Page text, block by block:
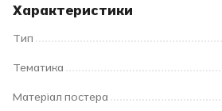
Характеристики
Тип
Тематика
Матеріал постера